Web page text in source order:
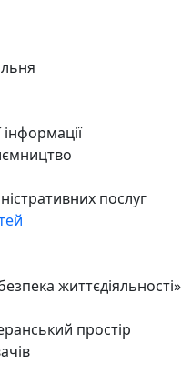
послуг
життєдіяльності»
простір